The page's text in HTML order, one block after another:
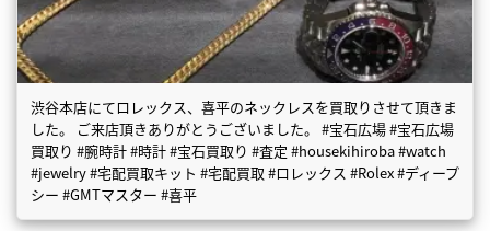
渋谷本店にてロレックス、喜平のネックレスを買取りさせて頂きま
した。 ご来店頂きありがとうございました。 #宝石広場 #宝石広場
買取り #腕時計 #時計 #宝石買取り #査定 #housekihiroba #watch
#jewelry #宅配買取キット #宅配買取 #ロレックス #Rolex #ディープ
シー #GMTマスター #喜平